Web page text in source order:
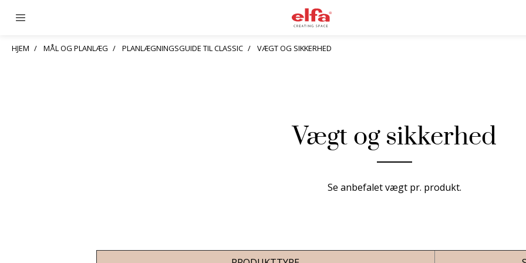
HJEM MÅL OG PLANLÆG PLANLÆGNINGSGUIDE TIL CLASSIC VÆGT OG SIKKERHED
Vægt og sikkerhed
Se anbefalet vægt pr. produkt.